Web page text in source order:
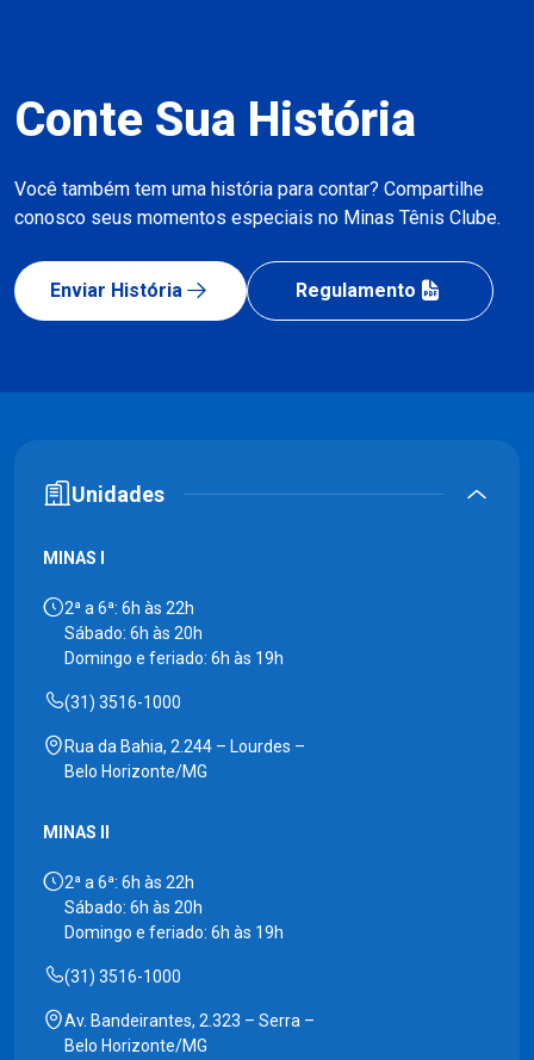
Conte Sua História
Você também tem uma história para contar? Compartilhe
conosco seus momentos especiais no Minas Tênis Clube.
Enviar História Regulamento
Unidades
MINAS I
2ª a 6ª: 6h às 22h
Sábado: 6h às 20h
Domingo e feriado: 6h às 19h
(31) 3516-1000
Rua da Bahia, 2.244 – Lourdes –
Belo Horizonte/MG
MINAS II
2ª a 6ª: 6h às 22h
Sábado: 6h às 20h
Domingo e feriado: 6h às 19h
(31) 3516-1000
Av. Bandeirantes, 2.323 – Serra –
Belo Horizonte/MG